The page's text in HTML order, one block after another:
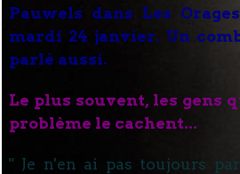
Pauwels dans Les
mardi 24 janvier. Un
parlé aussi.
Le plus souvent, les gens
problème le cachent...
" Je n'en ai pas toujours